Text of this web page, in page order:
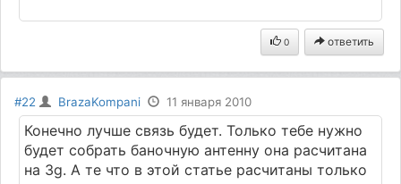
0 ответить
#22 BrazaKompani 11 января 2010
Конечно лучше связь будет. Только тебе нужно
будет собрать баночную антенну она расчитана
на 3g. А те что в этой статье расчитаны только